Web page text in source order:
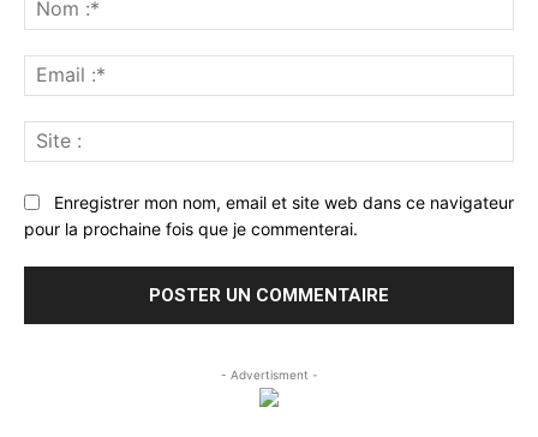
:*
:*
:
Enregistrer mon nom, email et site web dans ce navigateur
pour la prochaine fois que je commenterai.
- Advertisment -